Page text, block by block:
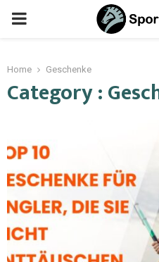
Home Geschenke
Category :